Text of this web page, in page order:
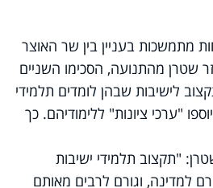
מתמשכות בעניין בין שר האוצר
שטרן מהתנועה, הסכימו השניים
לישיבות שבהן לומדים תלמידי
"ערכי ציונות" ללימודיהם. כך
"תקצוב תלמידי ישיבות
למדינה, וגורם לרבים מאותם